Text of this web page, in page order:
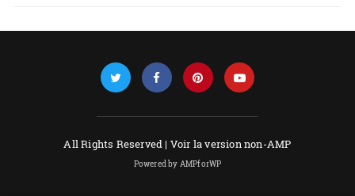
All Rights Reserved | Voir la version non-AMP
Powered by AMPforWP